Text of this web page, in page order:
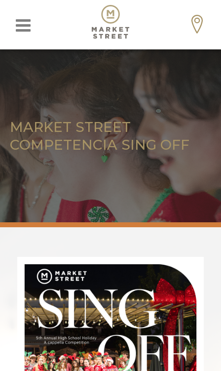
MARKET STREET
COMPETENCIA SING OFF